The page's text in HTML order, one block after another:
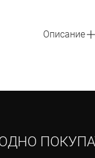
Описание